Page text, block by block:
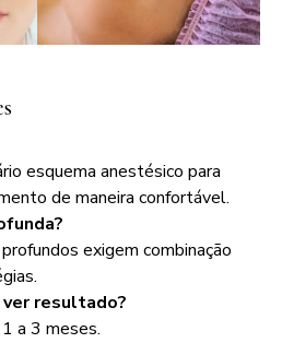
esquema anestésico para
de maneira confortável.
exigem combinação
resultado?
a 3 meses.